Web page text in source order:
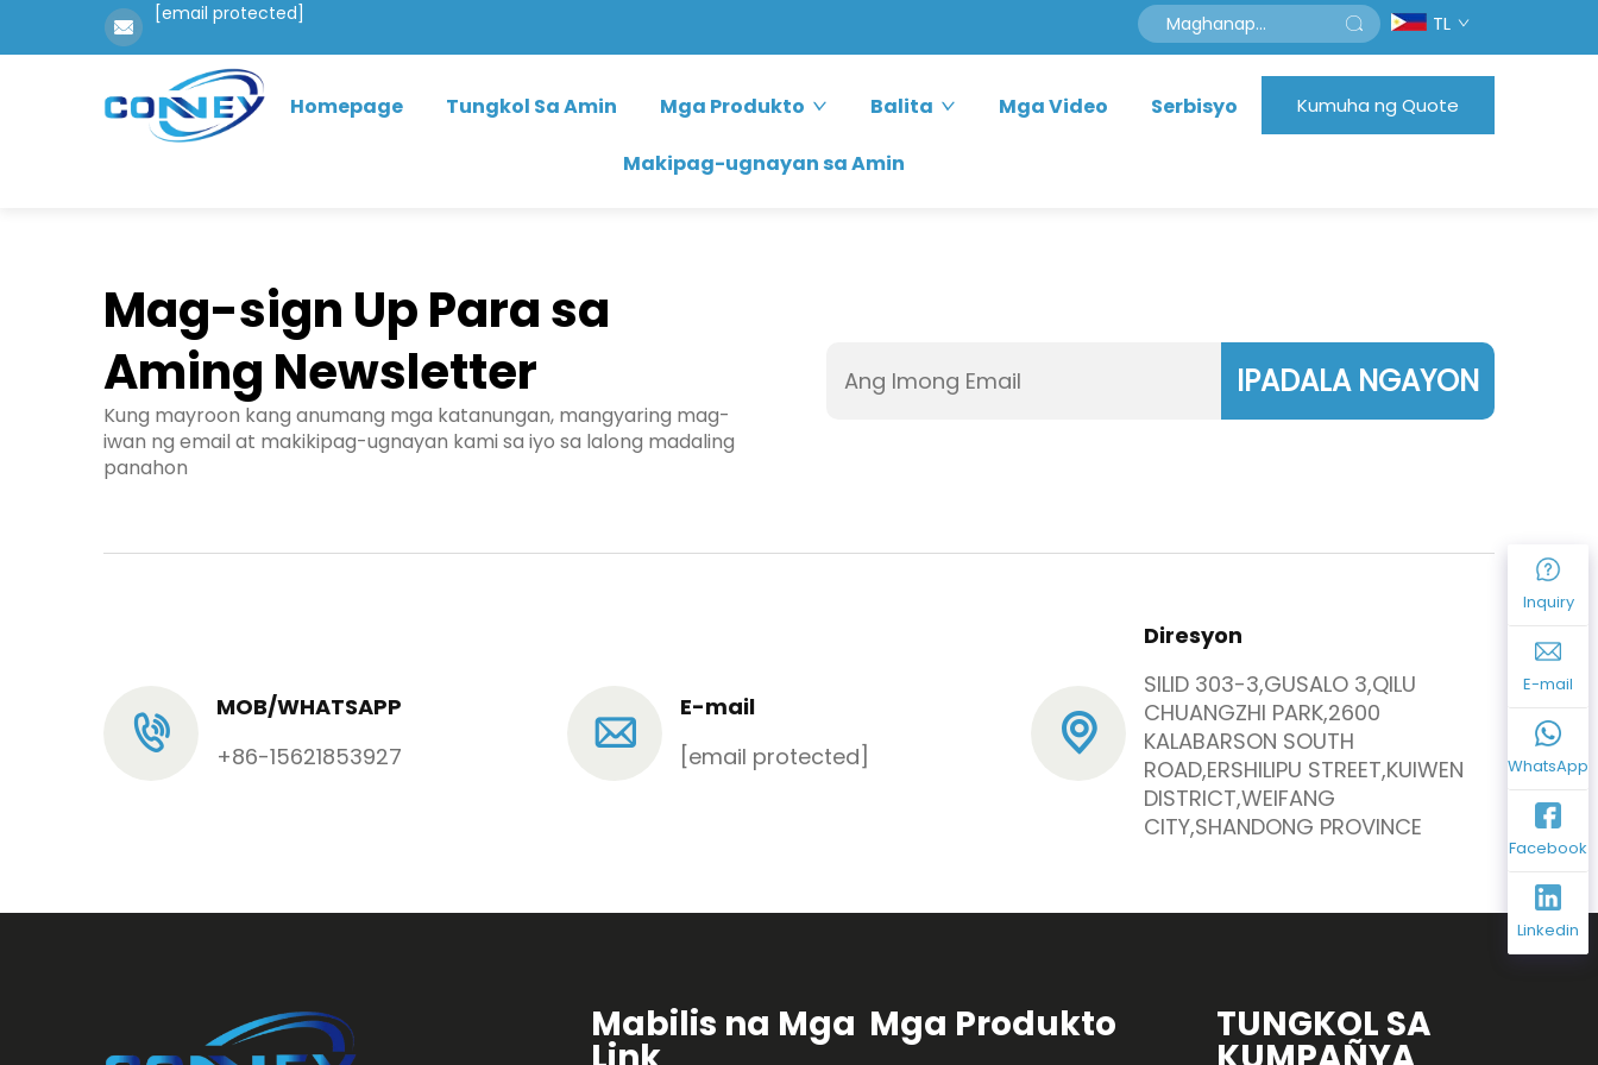
[email protected] TL
Homepage Tungkol Sa Amin Mga Produkto Balita Mga Video Serbisyo
Makipag-ugnayan sa Amin
Kumuha ng Quote
Inquiry
E-mail
WhatsApp
Facebook
Linkedin
Mag-sign Up Para sa
Aming Newsletter
Kung mayroon kang anumang mga katanungan, mangyaring mag-
iwan ng email at makikipag-ugnayan kami sa iyo sa lalong madaling
panahon
IPADALA NGAYON
MOB/WHATSAPP
+86-15621853927
E-mail
[email protected]
Diresyon
SILID 303-3,GUSALO 3,QILU
CHUANGZHI PARK,2600
KALABARSON SOUTH
ROAD,ERSHILIPU STREET,KUIWEN
DISTRICT,WEIFANG
CITY,SHANDONG PROVINCE
Mabilis na Mga Mga Produkto TUNGKOL SA